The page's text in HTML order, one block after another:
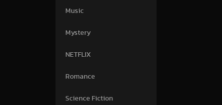
Music
Mystery
NETFLIX
Romance
Science Fiction